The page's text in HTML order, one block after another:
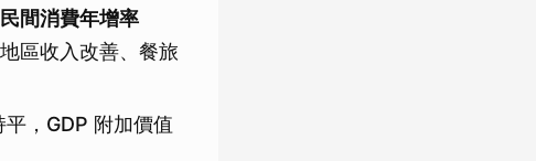
民間消費年增率
區收入改善、餐旅
，GDP 附加價值